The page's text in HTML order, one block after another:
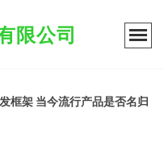
限公司
框架 当今流行产品是否名归